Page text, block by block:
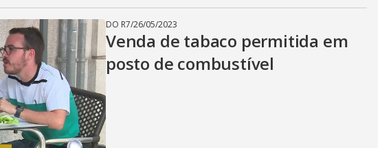
DO R7/26/05/2023
Venda de tabaco permitida em
posto de combustível